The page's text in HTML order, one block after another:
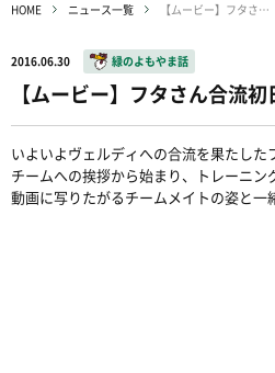
HOME ニュース一覧 【ムービー】フタさん合流初日の様子
2016.06.30 緑のよもやま話
【ムービー】フタさん合流
いよいよヴェルディへの合流を果たした
チームへの挨拶から始まり、トレーニン
動画に写りたがるチームメイトの姿と一